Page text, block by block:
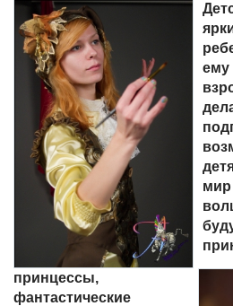
ему
мир
принцессы,
фантастические